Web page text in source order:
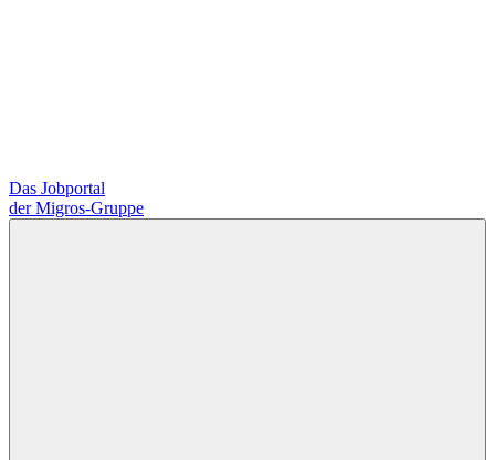
Das Jobportal
der Migros-Gruppe